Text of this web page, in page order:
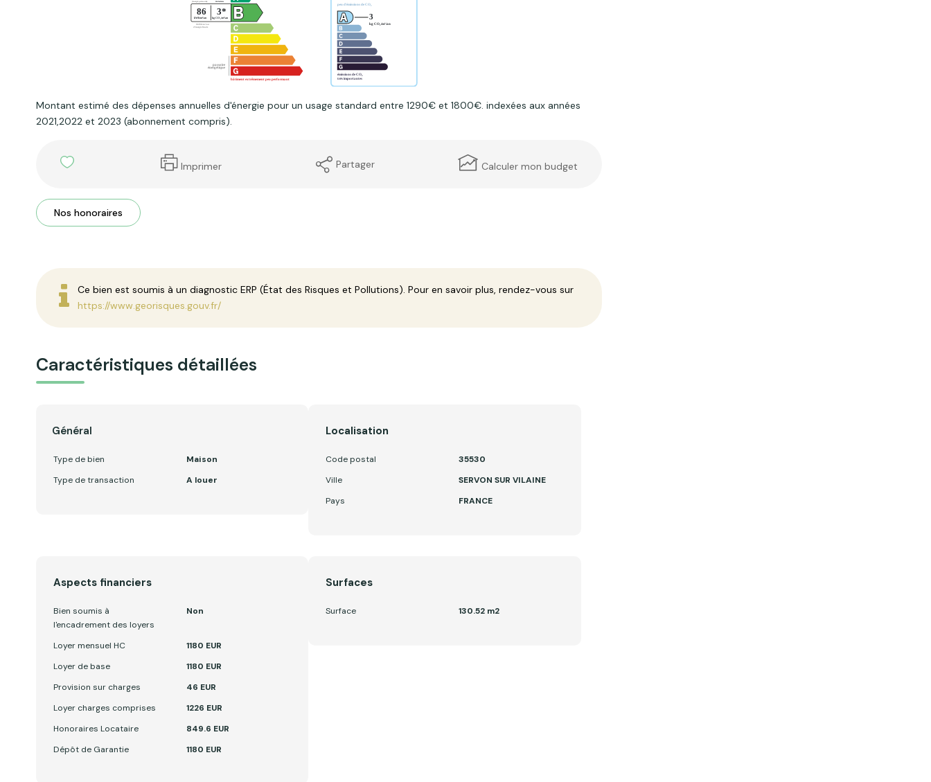
Montant estimé des dépenses annuelles d'énergie pour un usage standard entre 1290€ et 1800€. indexées aux années
2021,2022 et 2023 (abonnement compris).
Imprimer Partager Calculer mon budget
Nos honoraires
Ce bien est soumis à un diagnostic ERP (État des Risques et Pollutions). Pour en savoir plus, rendez-vous sur
https://www.georisques.gouv.fr/
Caractéristiques détaillées
Général
Type de bien
Maison
Type de transaction
A louer
Localisation
Code postal
35530
Ville
SERVON SUR VILAINE
Pays
FRANCE
Aspects financiers
Bien soumis à
l'encadrement des loyers
Non
Loyer mensuel HC
1180 EUR
Loyer de base
1180 EUR
Provision sur charges
46 EUR
Loyer charges comprises
1226 EUR
Honoraires Locataire
849.6 EUR
Dépôt de Garantie
1180 EUR
Surfaces
Surface 130.52 m2